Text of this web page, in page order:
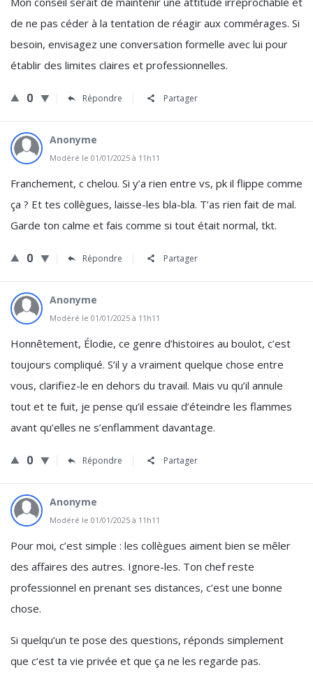
de ne pas céder à la tentation de réagir aux commérages. Si
besoin, envisagez une conversation formelle avec lui pour
établir des limites claires et professionnelles.
0 Répondre Partager
Anonyme
Modéré le 01/01/2025 à 11h11
Franchement, c chelou. Si y’a rien entre vs, pk il flippe comme
ça ? Et tes collègues, laisse-les bla-bla. T’as rien fait de mal.
Garde ton calme et fais comme si tout était normal, tkt.
0 Répondre Partager
Anonyme
Modéré le 01/01/2025 à 11h11
Honnêtement, Élodie, ce genre d’histoires au boulot, c’est
toujours compliqué. S’il y a vraiment quelque chose entre
vous, clarifiez-le en dehors du travail. Mais vu qu’il annule
tout et te fuit, je pense qu’il essaie d’éteindre les flammes
avant qu’elles ne s’enflamment davantage.
0 Répondre Partager
Anonyme
Modéré le 01/01/2025 à 11h11
Pour moi, c’est simple : les collègues aiment bien se mêler
des affaires des autres. Ignore-les. Ton chef reste
professionnel en prenant ses distances, c’est une bonne
chose.
Si quelqu’un te pose des questions, réponds simplement
que c’est ta vie privée et que ça ne les regarde pas.